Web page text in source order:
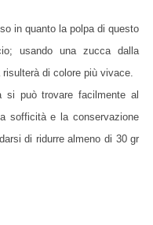
in quanto la polpa di questo
usando una zucca dalla
di colore più vivace.
può trovare facilmente al
sofficità e la conservazione
di ridurre almeno di 30 gr